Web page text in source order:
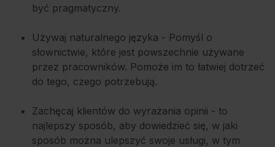
być pragmatyczny.
Używaj naturalnego języka - Pomyśl o
słownictwie, które jest powszechnie używane
przez pracowników. Pomoże im to łatwiej dotrzeć
do tego, czego potrzebują.
Zachęcaj klientów do wyrażania opinii - to
najlepszy sposób, aby dowiedzieć się, w jaki
sposób można ulepszyć swoje usługi, w tym